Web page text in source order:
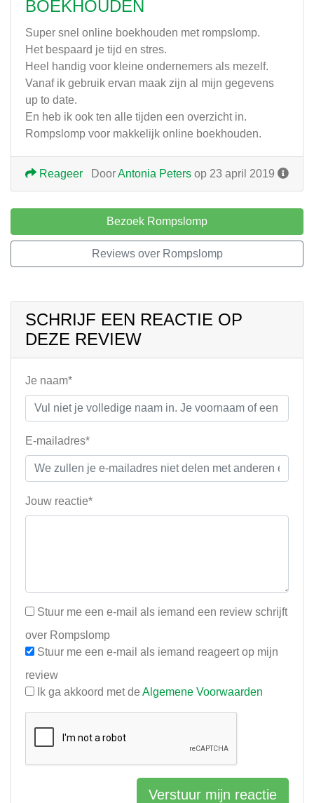
BOEKHOUDEN
Super snel online boekhouden met rompslomp.
Het bespaard je tijd en stres.
Heel handig voor kleine ondernemers als mezelf.
Vanaf ik gebruik ervan maak zijn al mijn gegevens
up to date.
En heb ik ook ten alle tijden een overzicht in.
Rompslomp voor makkelijk online boekhouden.
DoorAntonia Peters op 23 april 2019
Reageer
Bezoek Rompslomp
Reviews over Rompslomp
SCHRIJF EEN REACTIE OP
DEZE REVIEW
Je naam*
E-mailadres*
Jouw reactie*
Stuur me een e-mail als iemand een review schrijft
over Rompslomp
Stuur me een e-mail als iemand reageert op mijn
review
Ik ga akkoord met de Algemene Voorwaarden
Verstuur mijn reactie